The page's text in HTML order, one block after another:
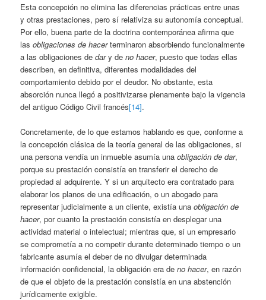
Esta concepción no elimina las diferencias prácticas entre unas
y otras prestaciones, pero sí relativiza su autonomía conceptual.
Por ello, buena parte de la doctrina contemporánea afirma que
lasobligaciones de hacerterminaron absorbiendo funcionalmente
a las obligaciones dedary deno hacer, puesto que todas ellas
describen, en definitiva, diferentes modalidades del
comportamiento debido por el deudor. No obstante, esta
absorción nunca llegó a positivizarse plenamente bajo la vigencia
del antiguo Código Civil francés[14].
Concretamente, de lo que estamos hablando es que, conforme a
la concepción clásica de la teoría general de las obligaciones, si
una persona vendía un inmueble asumía unaobligación de dar,
porque su prestación consistía en transferir el derecho de
propiedad al adquirente. Y si un arquitecto era contratado para
elaborar los planos de una edificación, o un abogado para
representar judicialmente a un cliente, existía unaobligación de
hacer, por cuanto la prestación consistía en desplegar una
actividad material o intelectual; mientras que, si un empresario
se comprometía a no competir durante determinado tiempo o un
fabricante asumía el deber de no divulgar determinada
información confidencial, la obligación era deno hacer, en razón
de que el objeto de la prestación consistía en una abstención
jurídicamente exigible.